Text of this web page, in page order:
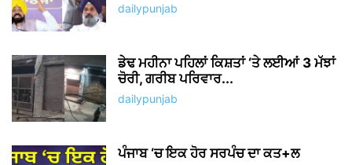
dailypunjab
ਡੇਢ ਮਹੀਨਾ ਪਹਿਲਾਂ ਕਿਸ਼ਤਾਂ ‘ਤੇ ਲਈਆਂ 3 ਮੱਝਾਂ
ਚੋਰੀ, ਗਰੀਬ ਪਰਿਵਾਰ...
dailypunjab
ਪੰਜਾਬ ‘ਚ ਇਕ ਹੋਰ ਸਰਪੰਚ ਦਾ ਕਤ+ਲ